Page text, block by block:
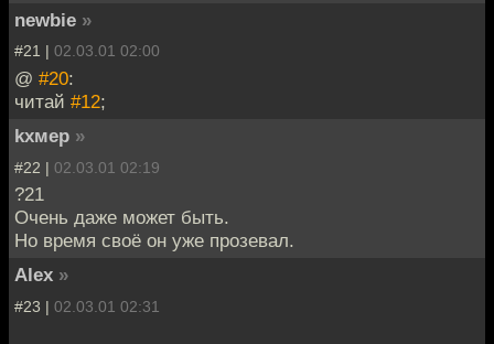
newbie »
#21 | 02.03.01 02:00
@ #20:
читай #12;
kxмep »
#22 | 02.03.01 02:19
?21
Очень даже может быть.
Но время своё он уже прозевал.
Alex »
#23 | 02.03.01 02:31